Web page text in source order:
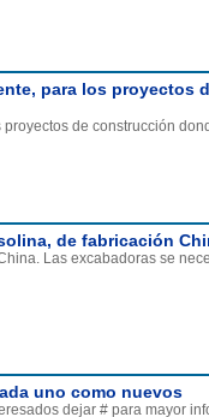
para los proyectos
de construcción
de fabricación
Las excabadoras se
uno como nuevos
dejar # para mayor